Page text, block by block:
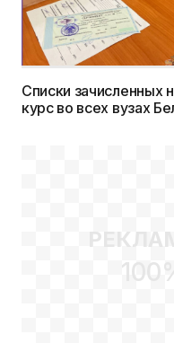
Списки зачисленных
курс во всех вузах